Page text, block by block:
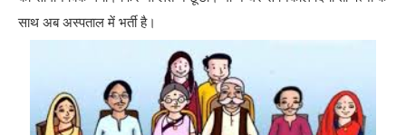
साथ अब अस्‍पताल में भर्ती है।